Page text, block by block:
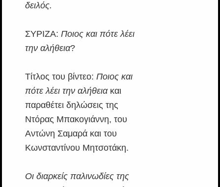
δειλός.
ΣΥΡΙΖΑ: Ποιος και πότε λέει
την αλήθεια?
Τίτλος του βίντεο: Ποιος και
πότε λέει την αλήθειακαι
παραθέτει δηλώσεις της
Ντόρας Μπακογιάννη, του
Αντώνη Σαμαρά και του
Κωνσταντίνου Μητσοτάκη.
Οι διαρκείς παλινωδίες της